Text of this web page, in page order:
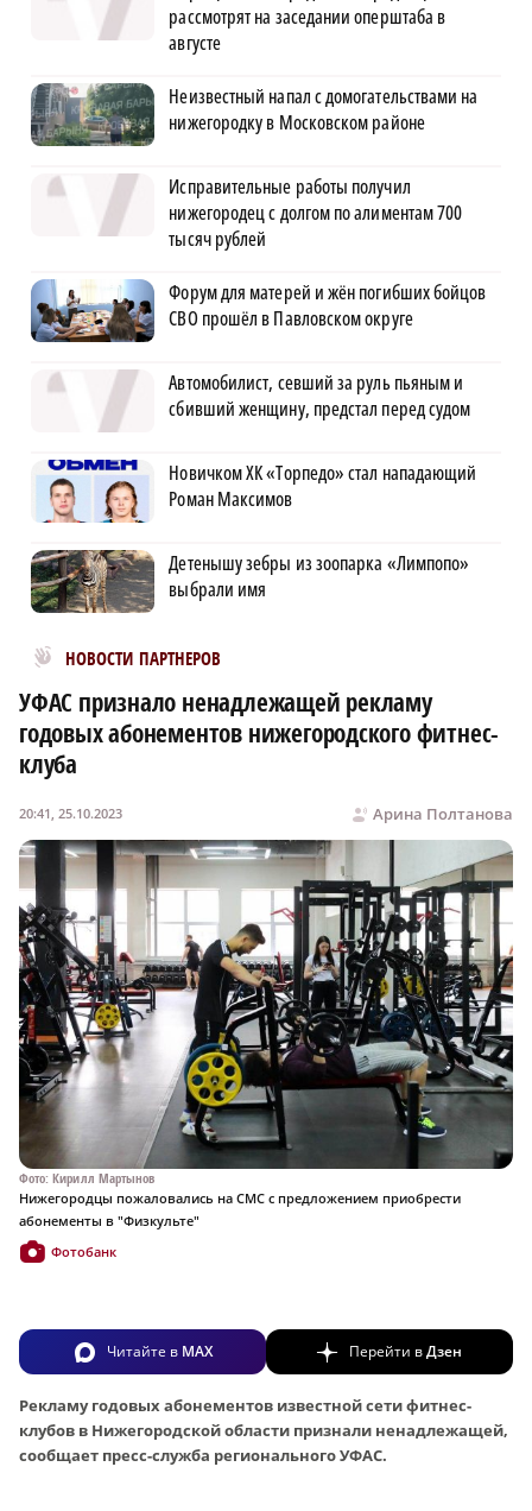
рассмотрят на заседании оперштаба в
августе
Неизвестный напал с домогательствами на
нижегородку в Московском районе
Исправительные работы получил
нижегородец с долгом по алиментам 700
тысяч рублей
Форум для матерей и жён погибших бойцов
СВО прошёл в Павловском округе
Автомобилист, севший за руль пьяным и
сбивший женщину, предстал перед судом
Новичком ХК «Торпедо» стал нападающий
Роман Максимов
Детенышу зебры из зоопарка «Лимпопо»
выбрали имя
НОВОСТИ ПАРТНЕРОВ
Новости МирТесен
УФАС признало ненадлежащей рекламу
годовых абонементов нижегородского фитнес-
клуба
Арина Полтанова
20:41, 25.10.2023
Фото: Кирилл Мартынов
Нижегородцы пожаловались на СМС с предложением приобрести
абонементы в "Физкульте"
Фотобанк
Читайте в MAX Перейти вДзен
Рекламу годовых абонементов известной сети фитнес-
клубов в Нижегородской области признали ненадлежащей,
сообщает пресс-служба регионального УФАС.